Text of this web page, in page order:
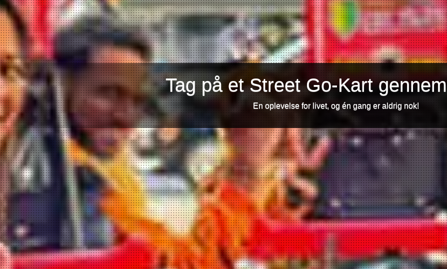
Tag på et Street Go-Kart
En oplevelse for livet, og én gang er aldrig nok!